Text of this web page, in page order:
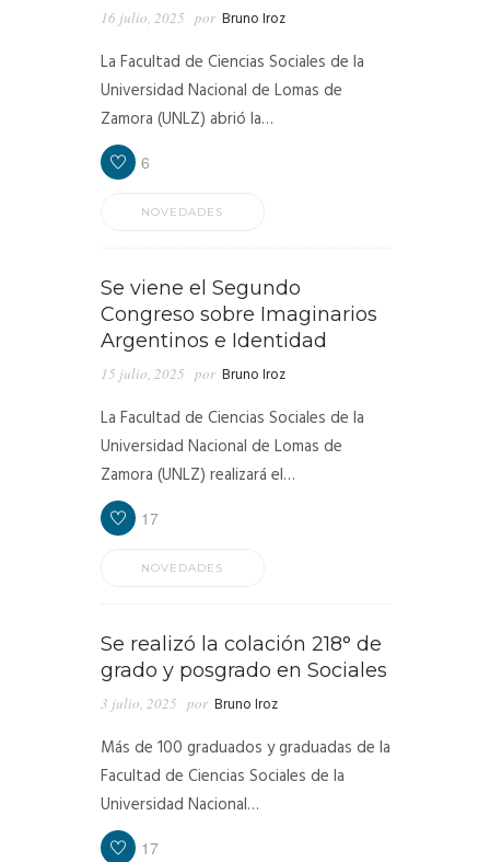
16 julio, 2025 por Bruno Iroz
La Facultad de Ciencias Sociales de la
Universidad Nacional de Lomas de
Zamora (UNLZ) abrió la…
6
NOVEDADES
Se viene el Segundo
Congreso sobre Imaginarios
Argentinos e Identidad
15 julio, 2025 por Bruno Iroz
La Facultad de Ciencias Sociales de la
Universidad Nacional de Lomas de
Zamora (UNLZ) realizará el…
17
NOVEDADES
Se realizó la colación 218° de
grado y posgrado en Sociales
3 julio, 2025 por Bruno Iroz
Más de 100 graduados y graduadas de la
Facultad de Ciencias Sociales de la
Universidad Nacional…
17